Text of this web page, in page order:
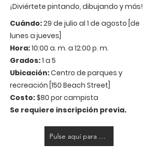
¡Diviértete pintando, dibujando y más!
Cuándo:29 de julio al 1 de agosto [de
lunes a jueves]
Hora:10:00 a. m. a 12:00 p. m.
Grados:1 a 5
Ubicación:Centro de parques y
recreación [150 Beach Street]
Costo:$80 por campista
Se requiere inscripción previa.
Pulse aquí para registrarse